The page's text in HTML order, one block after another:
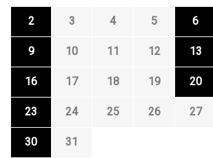
2 3 4 5 6
9 10 11 12 13
16 17 18 19 20
23 24 25 26 27
30
31